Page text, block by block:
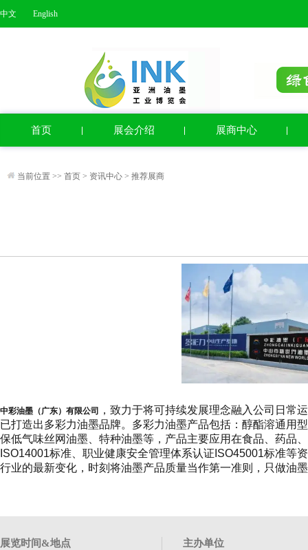
中文 English
首页 展会介绍 展商中心
当前位置 >> 首页 > 资讯中心 > 推荐展商
中彩油墨（广东）有限公司
，致力于将可持续发展理念融入公司日常
已打造出多彩力油墨品牌。多彩力油墨产品包括：醇酯溶通用
保低气味丝网油墨、特种油墨等，产品主要应用在食品、药品
ISO14001标准、职业健康安全管理体系认证ISO45001标准
行业的最新变化，时刻将油墨产品质量当作第一准则，只做油
展览时间&地点 主办单位